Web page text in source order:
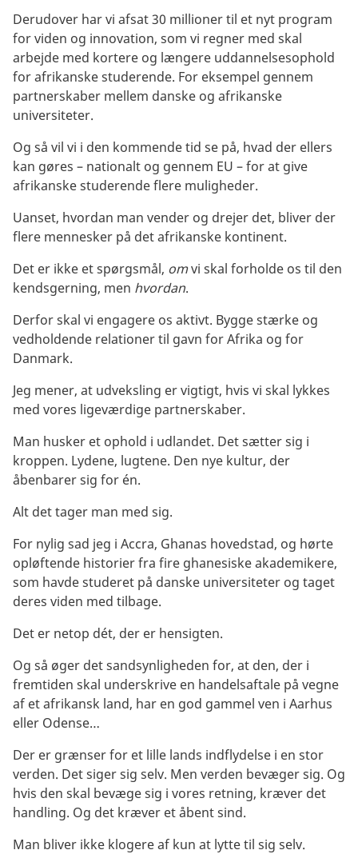
Derudover har vi afsat 30 millioner til et nyt program
for viden og innovation, som vi regner med skal
arbejde med kortere og længere uddannelsesophold
for afrikanske studerende. For eksempel gennem
partnerskaber mellem danske og afrikanske
universiteter.
Og så vil vi i den kommende tid se på, hvad der ellers
kan gøres – nationalt og gennem EU – for at give
afrikanske studerende flere muligheder.
Uanset, hvordan man vender og drejer det, bliver der
flere mennesker på det afrikanske kontinent.
Det er ikke et spørgsmål, omvi skal forholde os til den
kendsgerning, men hvordan.
Derfor skal vi engagere os aktivt. Bygge stærke og
vedholdende relationer til gavn for Afrika og for
Danmark.
Jeg mener, at udveksling er vigtigt, hvis vi skal lykkes
med vores ligeværdige partnerskaber.
Man husker et ophold i udlandet. Det sætter sig i
kroppen. Lydene, lugtene. Den nye kultur, der
åbenbarer sig for én.
Alt det tager man med sig.
For nylig sad jeg i Accra, Ghanas hovedstad, og hørte
opløftende historier fra fire ghanesiske akademikere,
som havde studeret på danske universiteter og taget
deres viden med tilbage.
Det er netop dét, der er hensigten.
Og så øger det sandsynligheden for, at den, der i
fremtiden skal underskrive en handelsaftale på vegne
af et afrikansk land, har en god gammel ven i Aarhus
eller Odense…
Der er grænser for et lille lands indflydelse i en stor
verden. Det siger sig selv. Men verden bevæger sig. Og
hvis den skal bevæge sig i vores retning, kræver det
handling. Og det kræver et åbent sind.
Man bliver ikke klogere af kun at lytte til sig selv.